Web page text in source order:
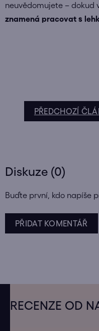
neuvědomujete – dokud
znamená pracovat s
PŘEDCHOZÍ
Diskuze (0)
Buďte první, kdo napíše
PŘIDAT KOMENTÁŘ
RECENZE OD